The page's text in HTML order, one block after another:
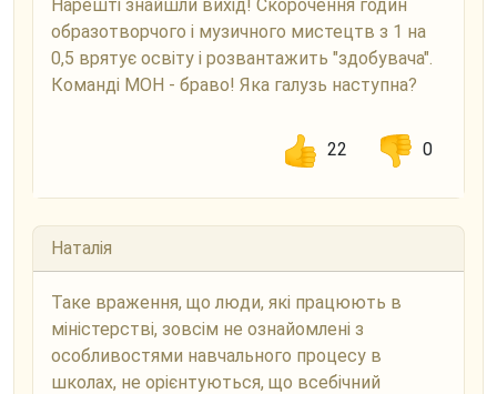
Нарешті знайшли вихід! Скорочення годин
образотворчого і музичного мистецтв з 1 на
0,5 врятує освіту і розвантажить "здобувача".
Команді МОН - браво! Яка галузь наступна?
22 0
Наталія
Таке враження, що люди, які працюють в
міністерстві, зовсім не ознайомлені з
особливостями навчального процесу в
школах, не орієнтуються, що всебічний